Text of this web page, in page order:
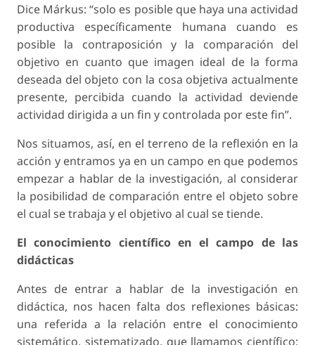
Dice Márkus: “solo es posible que haya una actividad
productiva específicamente humana cuando es
posible la contraposición y la comparación del
objetivo en cuanto que imagen ideal de la forma
deseada del objeto con la cosa objetiva actualmente
presente, percibida cuando la actividad deviende
actividad dirigida a un fin y controlada por este fin”.
Nos situamos, así, en el terreno de la reflexión en la
acción y entramos ya en un campo en que podemos
empezar a hablar de la investigación, al considerar
la posibilidad de comparación entre el objeto sobre
el cual se trabaja y el objetivo al cual se tiende.
El conocimiento científico en el campo de las
didácticas
Antes de entrar a hablar de la investigación en
didáctica, nos hacen falta dos reflexiones básicas:
una referida a la relación entre el conocimiento
sistemático, sistematizado, que llamamos científico;